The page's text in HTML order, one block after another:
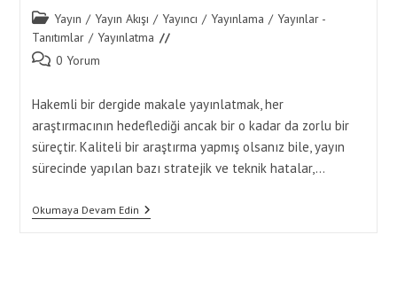
Post
category:
Yayın / Yayın Akışı / Yayıncı / Yayınlama / Yayınlar -
Tanıtımlar / Yayınlatma
Post 0 Yorum
Hakemli bir dergide makale yayınlatmak, her
araştırmacının hedeflediği ancak bir o kadar da zorlu bir
süreçtir. Kaliteli bir araştırma yapmış olsanız bile, yayın
sürecinde yapılan bazı stratejik ve teknik hatalar,…
Okumaya Devam EdinAkademik